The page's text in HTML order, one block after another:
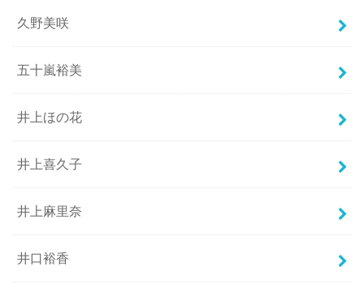
久野美咲
五十嵐裕美
井上ほの花
井上喜久子
井上麻里奈
井口裕香